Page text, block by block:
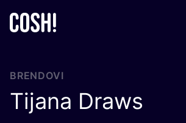
BRENDOVI
Tijana Draws